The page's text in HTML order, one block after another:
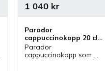
Parador
cappuccinokopp 20 cl
- 6 st/fp
Parador
cappuccinokopp som
1 040kr